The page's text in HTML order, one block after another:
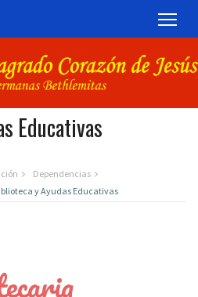
Educativas
Dependencias
y Ayudas Educativas